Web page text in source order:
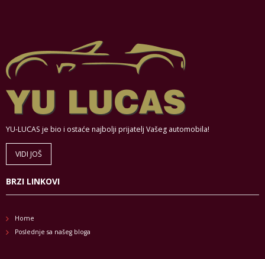
YU-LUCAS je bio i ostaće najbolji prijatelj Vašeg automobila!
VIDI JOŠ
BRZI LINKOVI
Home
Poslednje sa našeg bloga